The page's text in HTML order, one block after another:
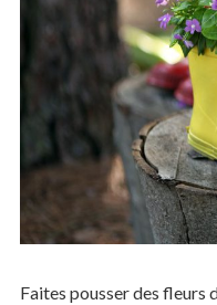
Faites pousser des fleurs